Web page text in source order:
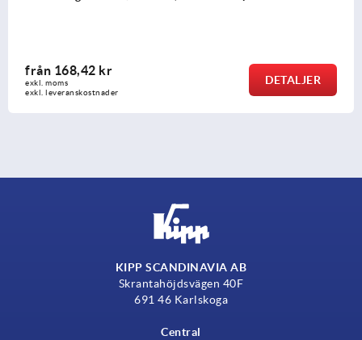
168,42 kr
moms
leveranskostnader
DETALJER
KIPP SCANDINAVIA AB
Skrantahöjdsvägen 40F
691 46 Karlskoga
Central